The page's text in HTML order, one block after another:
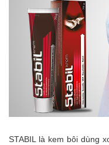
STABIL là kem bôi dùng